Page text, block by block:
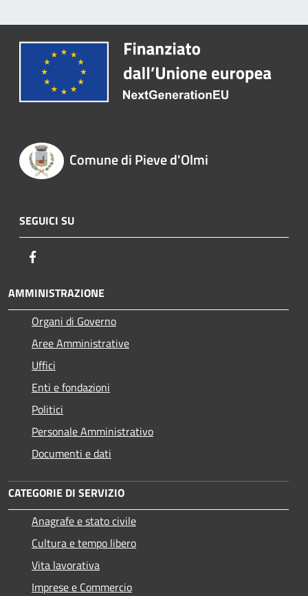
Comune di Pieve d'Olmi
SEGUICI SU
AMMINISTRAZIONE
Organi di Governo
Aree Amministrative
Uffici
Enti e fondazioni
Politici
Personale Amministrativo
Documenti e dati
CATEGORIE DI SERVIZIO
Anagrafe e stato civile
Cultura e tempo libero
Vita lavorativa
Imprese e Commercio